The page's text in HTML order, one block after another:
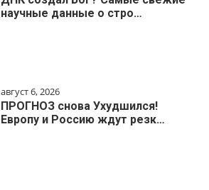
научные данные о стро…
август 6, 2026
ПРОГНОЗ снова Ухудшился!
Европу и Россию ждут резк…